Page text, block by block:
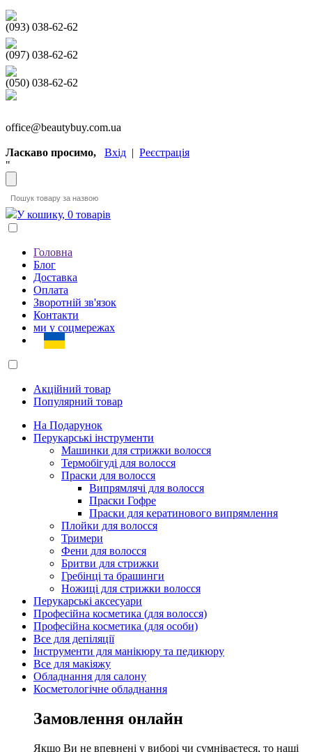
(093) 038-62-62
(097) 038-62-62
(050) 038-62-62
office@beautybuy.com.ua
Ласкаво просимо, Вхід | Реєстрація
"
У кошику, 0 товарів
Головна
Блог
Доставка
Оплата
Зворотній зв'язок
Контакти
ми у соцмережах
Акційний товар
Популярний товар
На Подарунок
Перукарські інструменти
Машинки для стрижки волосся
Термобігуді для волосся
Праски для волосся
Випрямлячі для волосся
Праски Гофре
Праски для кератинового випрямлення
Плойки для волосся
Тримери
Фени для волосся
Бритви для стрижки
Гребінці та брашинги
Ножиці для стрижки волосся
Перукарські аксесуари
Професійна косметика (для волосся)
Професійна косметика (для особи)
Все для депіляції
Інструменти для манікюру та педикюру
Все для макіяжу
Обладнання для салону
Косметологічне обладнання
Замовлення онлайн
Якщо Ви не впевнені у виборі чи сумніваєтеся, то наші